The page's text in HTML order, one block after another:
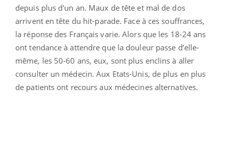
depuis plus d'un an. Maux de tête et mal de dos
arrivent en tête du hit-parade. Face à ces souffrances,
la réponse des Français varie. Alors que les 18-24 ans
ont tendance à attendre que la douleur passe d’elle-
même, les 50-60 ans, eux, sont plus enclins à aller
consulter un médecin. Aux Etats-Unis, de plus en plus
de patients ont recours aux médecines alternatives.